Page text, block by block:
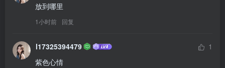
放到哪里
1小时前 回复
l17325394479
1
紫色心情